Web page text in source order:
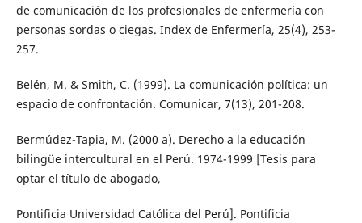
de comunicación de los profesionales de enfermería con
personas sordas o ciegas. Index de Enfermería, 25(4), 253-
257.
Belén, M. & Smith, C. (1999). La comunicación política: un
espacio de confrontación. Comunicar, 7(13), 201-208.
Bermúdez-Tapia, M. (2000 a). Derecho a la educación
bilingüe intercultural en el Perú. 1974-1999 [Tesis para
optar el título de abogado,
Pontificia Universidad Católica del Perú]. Pontificia